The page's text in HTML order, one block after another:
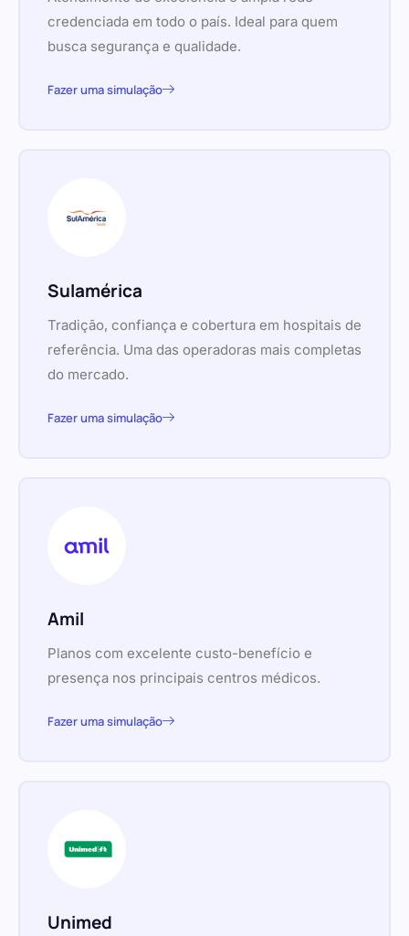
credenciada em todo o país. Ideal para quem
busca segurança e qualidade.
Fazer uma simulação
Sulamérica
Tradição, confiança e cobertura em hospitais de
referência. Uma das operadoras mais completas
do mercado.
Fazer uma simulação
Amil
Planos com excelente custo-benefício e
presença nos principais centros médicos.
Fazer uma simulação
Unimed